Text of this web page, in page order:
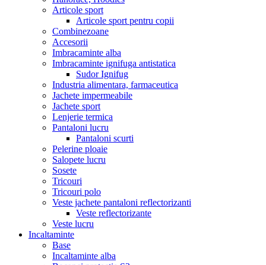
Articole sport
Articole sport pentru copii
Combinezoane
Accesorii
Imbracaminte alba
Imbracaminte ignifuga antistatica
Sudor Ignifug
Industria alimentara, farmaceutica
Jachete impermeabile
Jachete sport
Lenjerie termica
Pantaloni lucru
Pantaloni scurti
Pelerine ploaie
Salopete lucru
Sosete
Tricouri
Tricouri polo
Veste jachete pantaloni reflectorizanti
Veste reflectorizante
Veste lucru
Incaltaminte
Base
Incaltaminte alba